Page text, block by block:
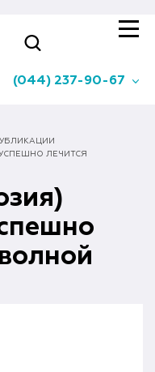
(044) 237-90-67
ЛЕЧИТСЯ